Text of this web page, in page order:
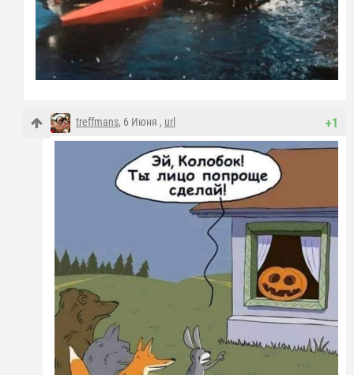
+1
treffmans, 6 Июня , url